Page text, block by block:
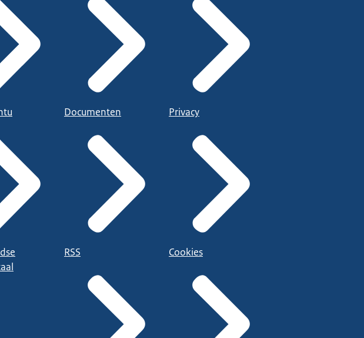
Documenten
RSS
Privacy
Cookies